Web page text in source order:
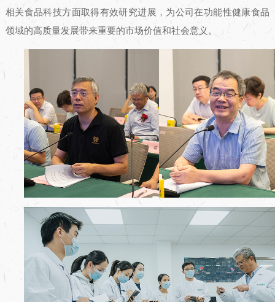
相关食品科技方面取得有效研究进展，为公司在功能性健康食品
领域的高质量发展带来重要的市场价值和社会意义。